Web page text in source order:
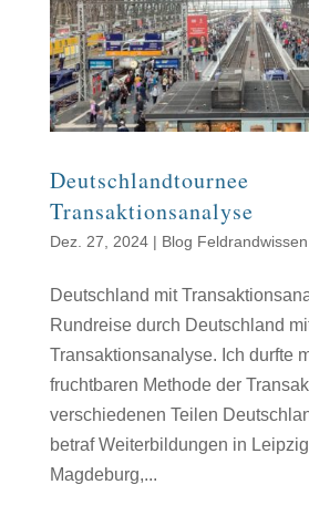
Deutschlandtournee
Transaktionsanalyse
Dez. 27, 2024| Blog Feldrandwissen
Deutschland mit
Rundreise durch Deutschland
Transaktionsanalyse. Ich durfte
fruchtbaren Methode der
verschiedenen Teilen
betraf Weiterbildungen in
Magdeburg,...